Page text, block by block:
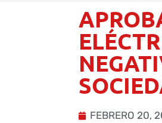
FEBRERO 20,